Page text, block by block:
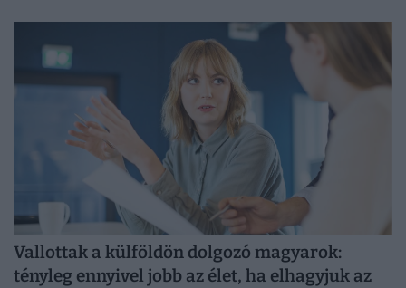
Vallottak a külföldön dolgozó magyarok:
tényleg ennyivel jobb az élet, ha elhagyjuk az